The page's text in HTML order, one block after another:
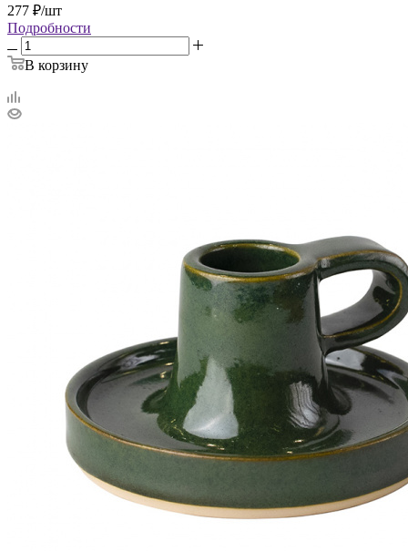
277 ₽/шт
Подробности
В корзину